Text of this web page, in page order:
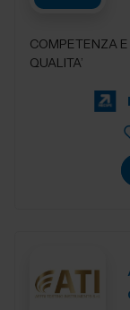
COMPETENZA E
QUALITA’